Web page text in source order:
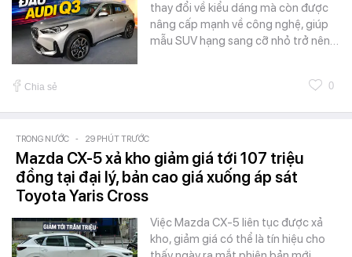
thay đổi về kiểu dáng mà còn được
nâng cấp mạnh về công nghệ, giúp
mẫu SUV hạng sang cỡ nhỏ trở nên…
Chia sẻ 0
TRONG NƯỚC - 29 PHÚT TRƯỚC
Mazda CX-5 xả kho giảm giá tới 107 triệu
đồng tại đại lý, bản cao giá xuống áp sát
Toyota Yaris Cross
Việc Mazda CX-5 liên tục được xả
kho, giảm giá có thể là tín hiệu cho